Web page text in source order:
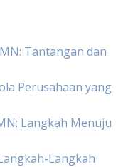
Tantangan dan
Perusahaan yang
Langkah Menuju
Langkah